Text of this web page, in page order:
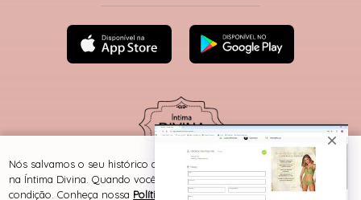
® TODOS DIREITOS RESERVADOS
Nós salvamos o seu histórico de uso pra oferecer a melhor experiência
na Íntima Divina. Quando você navega no nosso site, aceita esta
condição. Conheça nossa Política de Cookies e Privacidade.